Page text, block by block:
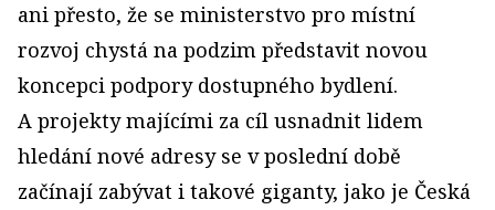
ani přesto, že se ministerstvo pro místní
rozvoj chystá na podzim představit novou
koncepci podpory dostupného bydlení.
A projekty majícími za cíl usnadnit lidem
hledání nové adresy se v poslední době
začínají zabývat i takové giganty, jako je Česká